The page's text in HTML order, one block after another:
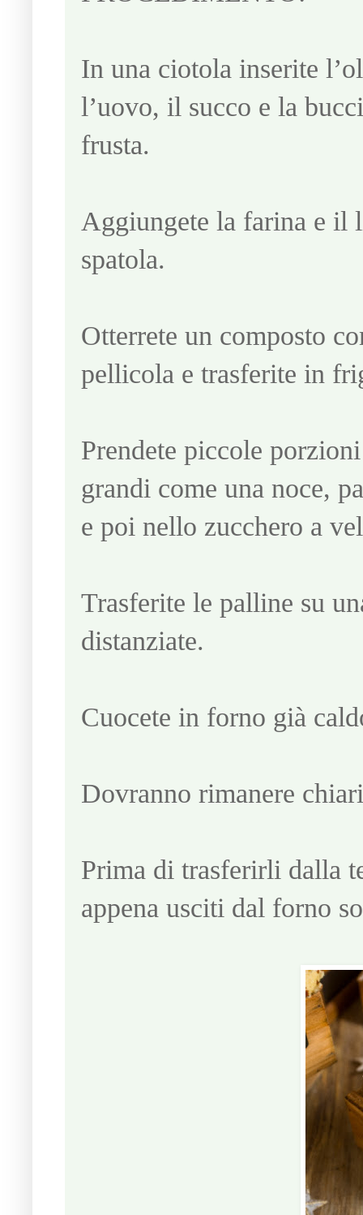
In una ciotola inserite
l’uovo, il succo e la
frusta.
Aggiungete la farina e il
spatola.
Otterrete un composto
pellicola e trasferite in
Prendete piccole
grandi come una noce,
e poi nello zucchero a
Trasferite le palline su
distanziate.
Cuocete in forno già
Dovranno rimanere
Prima di trasferirli dalla
appena usciti dal forno